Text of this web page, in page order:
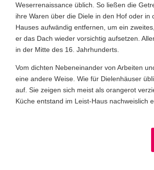
Weserrenaissance üblich. So ließen die
ihre Waren über die Diele in den Hof oder
Hauses aufwändig entfernen, um ein
er das Dach wieder vorsichtig aufsetzen.
in der Mitte des 16. Jahrhunderts.
Vom dichten Nebeneinander von Arbeiten
eine andere Weise. Wie für Dielenhäuser
auf. Sie zeigen sich meist als orangerot
Küche entstand im Leist-Haus nachweislich